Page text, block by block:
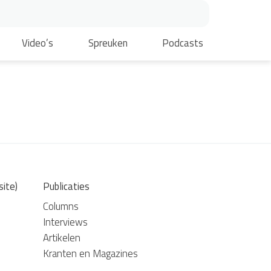
Video’s Spreuken Podcasts
Publicaties
Columns
Interviews
Artikelen
Kranten en Magazines